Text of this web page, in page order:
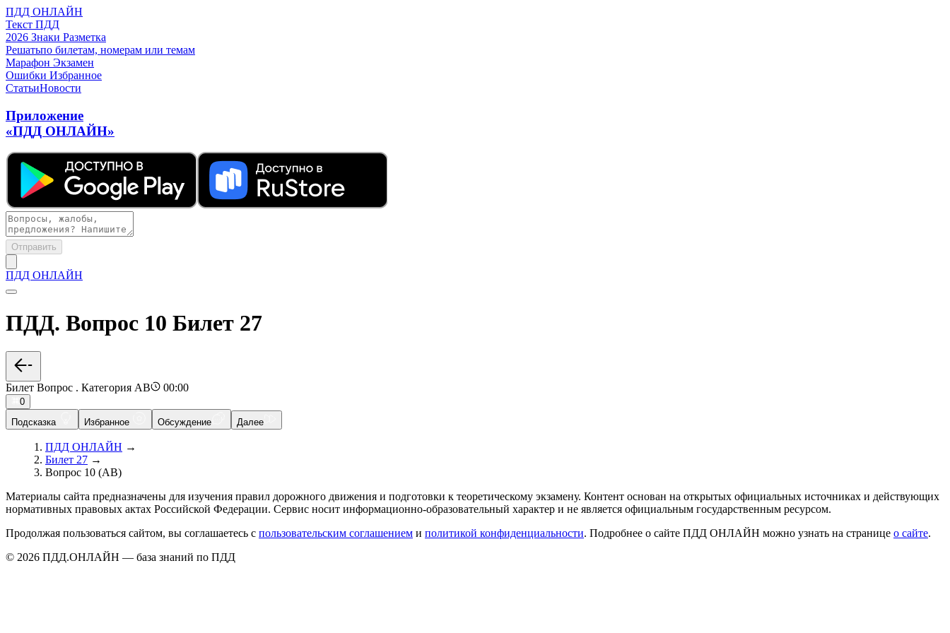
ПДД ОНЛАЙН
Текст ПДД
2026 Знаки Разметка
Решатьпо билетам, номерам или темам
Марафон Экзамен
Ошибки Избранное
СтатьиНовости
Приложение
«ПДД ОНЛАЙН»
Отправить
ПДД ОНЛАЙН
ПДД. Вопрос 10 Билет 27
Билет Вопрос . Категория AB 00:00
0
Подсказка
Избранное Обсуждение Далее
ПДД ОНЛАЙН →
Билет 27 →
Вопрос 10 (AB)
Материалы сайта предназначены для изучения правил дорожного движения и подготовки к теоретическому экзамену. Контент основан на открытых официальных источниках и действующих
нормативных правовых актах Российской Федерации. Сервис носит информационно-образовательный характер и не является официальным государственным ресурсом.
Продолжая пользоваться сайтом, вы соглашаетесь с пользовательским соглашением и политикой конфиденциальности. Подробнее о сайте ПДД ОНЛАЙН можно узнать на странице о сайте.
© 2026 ПДД.ОНЛАЙН — база знаний по ПДД